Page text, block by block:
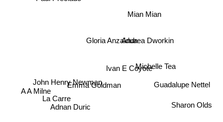
Gloria Anzaldua
Ivan E Coyote
Andrea Dworkin
Emma Goldman
Mian Mian
Michelle Tea
Adnan Duric
John Henry Newman
La Carre
Guadalupe Nettel
A A Milne
Sharon Olds